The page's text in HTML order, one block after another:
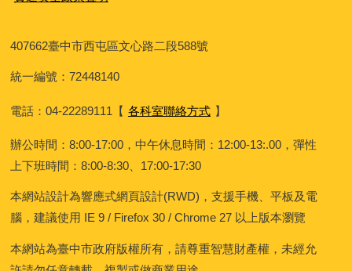
407662臺中市西屯區文心路二段588號
統一編號：72448140
電話：04-22289111 【 各科室聯絡方式 】
辦公時間：8:00-17:00，中午休息時間：12:00-13:.00，彈性
上下班時間：8:00-8:30、17:00-17:30
本網站設計為響應式網頁設計(RWD)，支援手機、平板及電
腦，建議使用 IE 9 / Firefox 30 / Chrome 27 以上版本瀏覽
本網站為臺中市政府版權所有，請尊重智慧財產權，未經允